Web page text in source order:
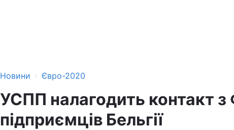
Новини › Євро-2020
УСПП налагодить контакт
підприємців Бельгії